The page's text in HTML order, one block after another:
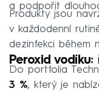
a podpořit
Produkty jsou
v každodenní
dezinfekci během
Peroxid
Do portfolia
3 %, který je